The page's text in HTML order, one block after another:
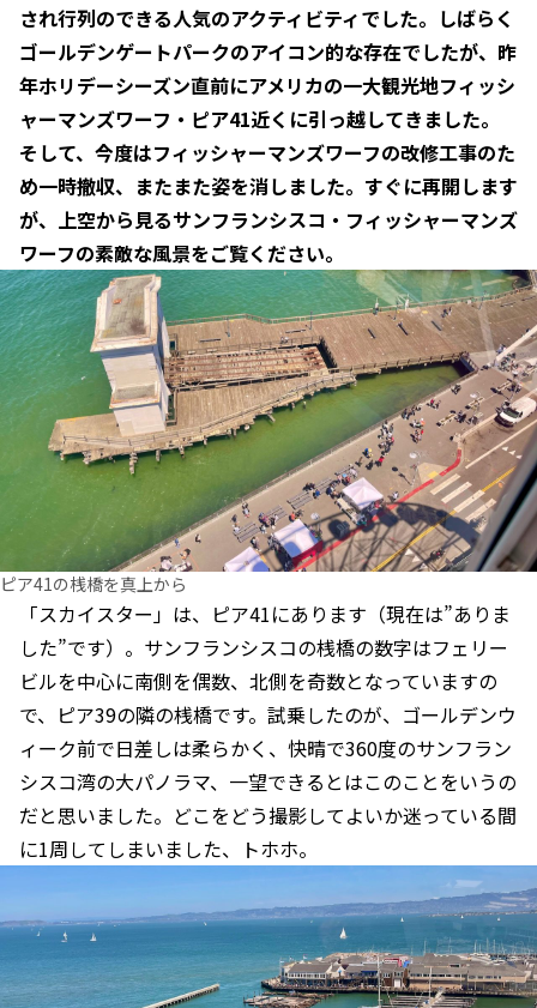
され行列のできる人気のアクティビティでした。しばらく
ゴールデンゲートパークのアイコン的な存在でしたが、昨
年ホリデーシーズン直前にアメリカの一大観光地フィッシ
ャーマンズワーフ・ピア41近くに引っ越してきました。
そして、今度はフィッシャーマンズワーフの改修工事のた
め一時撤収、またまた姿を消しました。すぐに再開します
が、上空から見るサンフランシスコ・フィッシャーマンズ
ワーフの素敵な風景をご覧ください。
ピア41の桟橋を真上から
「スカイスター」は、ピア41にあります（現在は”ありま
した”です）。サンフランシスコの桟橋の数字はフェリー
ビルを中心に南側を偶数、北側を奇数となっていますの
で、ピア39の隣の桟橋です。試乗したのが、ゴールデンウ
ィーク前で日差しは柔らかく、快晴で360度のサンフラン
シスコ湾の大パノラマ、一望できるとはこのことをいうの
だと思いました。どこをどう撮影してよいか迷っている間
に1周してしまいました、トホホ。